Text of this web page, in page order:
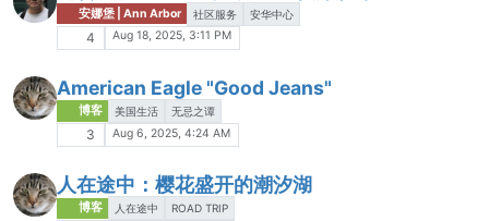
安娜堡 | Ann Arbor 社区服务 安华中心
4 Aug 18, 2025, 3:11 PM
American Eagle "Good Jeans"
博客 美国生活 无忌之谭
3 Aug 6, 2025, 4:24 AM
人在途中：樱花盛开的潮汐湖
博客 人在途中 ROAD TRIP